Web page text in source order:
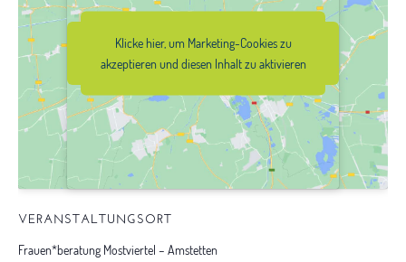
VERANSTALTUNGSORT
Frauen*beratung Mostviertel – Amstetten
akzeptieren und diesen Inhalt zu
aktivieren
Klicke hier, um Marketing-Cookies zu
akzeptieren und diesen Inhalt zu aktivieren